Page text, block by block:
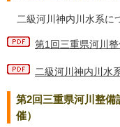
二級河川神内川水系に
第1回三重県河川
二級河川神内川水
第2回三重県河川整備
催）